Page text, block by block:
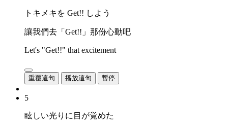
トキメキを Get!! しよう
讓我們去「Get!!」那份心動吧
Let's "Get!!" that excitement
重覆這句 播放這句 暫停
5
眩しい光りに目が覚めた